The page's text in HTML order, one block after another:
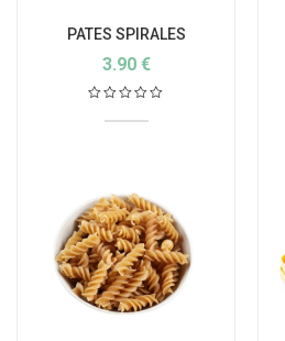
PATES SPIRALES
COMPLETES BIO
3.90 €